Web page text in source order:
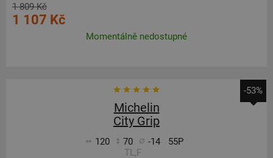
1 809 Kč
1 107 Kč
Momentálně nedostupné
-53%
Michelin
City Grip
120 70 -14
55P
TL,F